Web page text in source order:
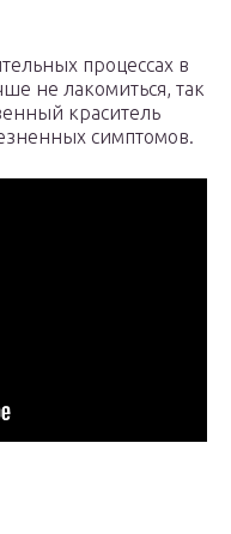
процессах в
не лакомиться, так
краситель
симптомов.